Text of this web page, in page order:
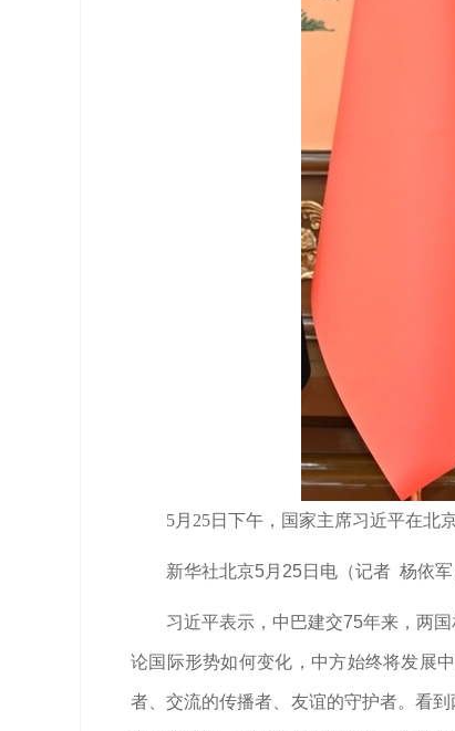
5月25日下午，国家主席习近平在北
新华社北京5月25日电（记者 杨依
习近平表示，中巴建交75年来，两
论国际形势如何变化，中方始终将发展
者、交流的传播者、友谊的守护者。看